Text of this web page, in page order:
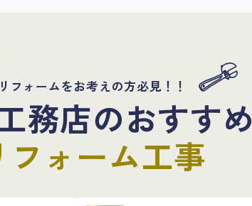
リフォームをお考えの方必見！！
務店のおすす
フォーム工事